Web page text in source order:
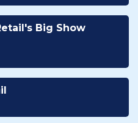
Big Show